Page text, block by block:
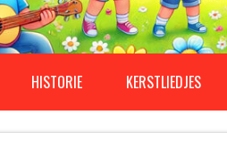
HISTORIE KERSTLIEDJES